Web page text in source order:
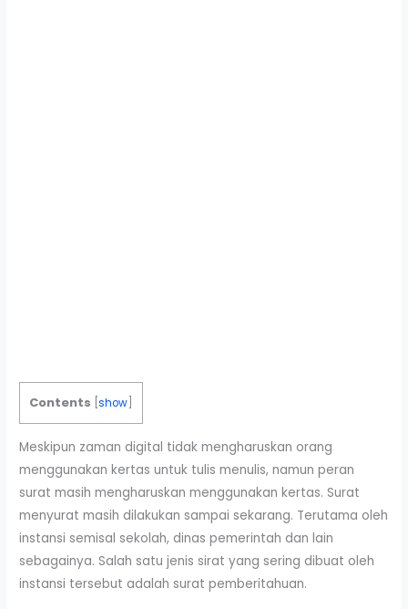
Contents [show
Meskipun zaman digital tidak mengharuskan orang
menggunakan kertas untuk tulis menulis, namun peran
surat masih mengharuskan menggunakan kertas. Surat
menyurat masih dilakukan sampai sekarang. Terutama oleh
instansi semisal sekolah, dinas pemerintah dan lain
sebagainya. Salah satu jenis sirat yang sering dibuat oleh
instansi tersebut adalah surat pemberitahuan.